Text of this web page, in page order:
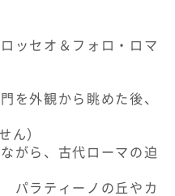
ッセオ＆フォロ・ロマ
を外観から眺めた後、
ん）
がら、古代ローマの迫
パラティーノの丘やカ